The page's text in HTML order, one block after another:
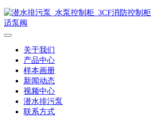
关于我们
产品中心
样本画册
新闻动态
视频中心
潜水排污泵
联系方式